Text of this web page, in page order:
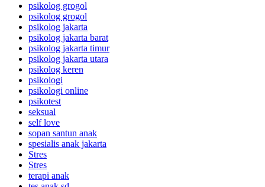
psikolog grogol
psikolog grogol
psikolog jakarta
psikolog jakarta barat
psikolog jakarta timur
psikolog jakarta utara
psikolog keren
psikologi
psikologi online
psikotest
seksual
self love
sopan santun anak
spesialis anak jakarta
Stres
Stres
terapi anak